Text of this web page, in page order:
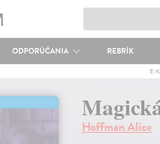
ODPORÚČANIA REBRÍK
E-
Hoffman Alice